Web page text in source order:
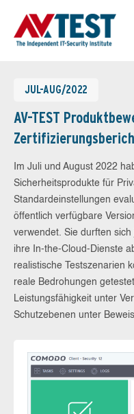
JUL-AUG/2022
AV-TEST
Im Juli und August 2022
Sicherheitsprodukte für
Standardeinstellungen
öffentlich verfügbare
verwendet. Sie durften
ihre In-the-Cloud-Dienste
realistische Testszenarien
reale Bedrohungen
Leistungsfähigkeit unter
Schutzebenen unter